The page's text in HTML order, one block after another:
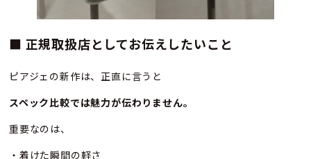
■ 正規取扱店としてお伝えしたいこと
ピアジェの新作は、正直に言うと
スペック比較では魅力が伝わりません。
重要なのは、
・着けた瞬間の軽さ